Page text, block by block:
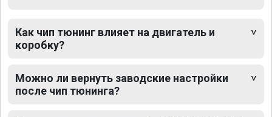
Как чип тюнинг влияет на двигатель и
коробку?
Можно ли вернуть заводские настройки
после чип тюнинга?